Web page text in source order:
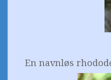
En navnløs